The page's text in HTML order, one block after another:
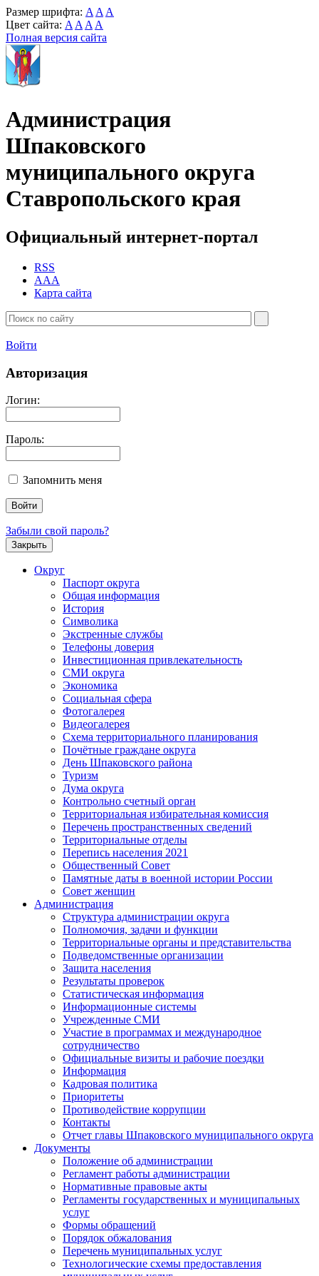
Размер шрифта: A A A
Цвет сайта: A A A A
Полная версия сайта
Администрация
Шпаковского
муниципального округа
Ставропольского края
Официальный интернет-портал
RSS
AAA
Карта сайта
Войти
Авторизация
Логин:
Пароль:
Запомнить меня
Забыли свой пароль?
Закрыть
Округ
Паспорт округа
Общая информация
История
Символика
Экстренные службы
Телефоны доверия
Инвестиционная привлекательность
СМИ округа
Экономика
Социальная сфера
Фотогалерея
Видеогалерея
Схема территориального планирования
Почётные граждане округа
День Шпаковского района
Туризм
Дума округа
Контрольно счетный орган
Территориальная избирательная комиссия
Перечень пространственных сведений
Территориальные отделы
Перепись населения 2021
Общественный Совет
Памятные даты в военной истории России
Совет женщин
Администрация
Структура администрации округа
Полномочия, задачи и функции
Территориальные органы и представительства
Подведомственные организации
Защита населения
Результаты проверок
Статистическая информация
Информационные системы
Учрежденные СМИ
Участие в программах и международное
сотрудничество
Официальные визиты и рабочие поездки
Информация
Кадровая политика
Приоритеты
Противодействие коррупции
Контакты
Отчет главы Шпаковского муниципального округа
Документы
Положение об администрации
Регламент работы администрации
Нормативные правовые акты
Регламенты государственных и муниципальных
услуг
Формы обращений
Порядок обжалования
Перечень муниципальных услуг
Технологические схемы предоставления